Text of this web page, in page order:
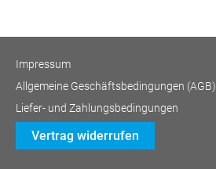
Impressum
Allgemeine Geschäftsbedingungen (AGB)
Liefer- und Zahlungsbedingungen
Vertrag widerrufen